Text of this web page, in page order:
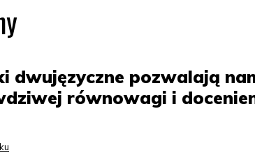
dwujęzyczne pozwalają
równowagi i